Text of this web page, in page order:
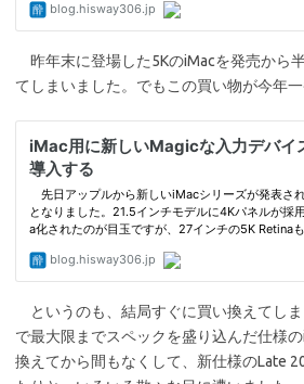
昨年末に登場した5KのiMacを発売から
てしまいました。でもこの買い物が今年一
というのも、結局すぐに買い換えてし
で最大限までスペックを盛り込んだ仕様
換えてから間もなくして、新仕様のLate